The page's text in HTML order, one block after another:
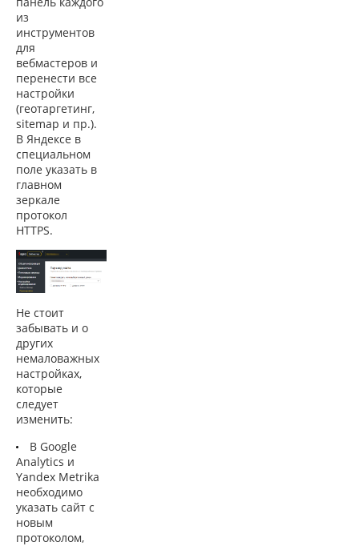
из
инструментов
для
вебмастеров и
перенести все
настройки
(геотаргетинг,
sitemap и пр.).
В Яндексе в
специальном
поле указать в
главном
зеркале
протокол
HTTPS.
Не стоит
забывать и о
других
немаловажных
настройках,
которые
следует
изменить:
В Google
Analytics и
Yandex Metrika
необходимо
указать сайт с
новым
протоколом,